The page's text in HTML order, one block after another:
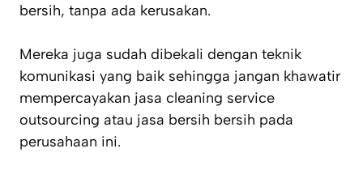
bersih, tanpa ada kerusakan.
Mereka juga sudah dibekali dengan teknik
komunikasi yang baik sehingga jangan khawatir
mempercayakan jasa cleaning service
outsourcing atau jasa bersih bersih pada
perusahaan ini.